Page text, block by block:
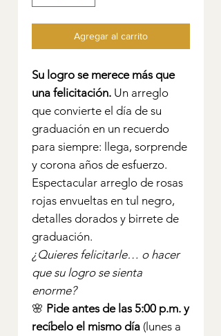
Agregar al carrito
Su logro se merece más que
una felicitación. Un arreglo
que convierte el día de su
graduación en un recuerdo
para siempre: llega, sorprende
y corona años de esfuerzo.
Espectacular arreglo de rosas
rojas envueltas en tul negro,
detalles dorados y birrete de
graduación.
¿Quieres felicitarle… o hacer
que su logro se sienta
enorme?
🌸 Pide antes de las 5:00 p.m. y
recíbelo el mismo día (lunes a